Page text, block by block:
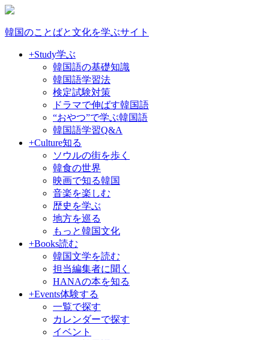
韓国のことばと文化を学ぶサイト
+Study学ぶ
韓国語の基礎知識
韓国語学習法
検定試験対策
ドラマで伸ばす韓国語
“おやつ”で学ぶ韓国語
韓国語学習Q&A
+Culture知る
ソウルの街を歩く
韓食の世界
映画で知る韓国
音楽を楽しむ
歴史を学ぶ
地方を巡る
もっと韓国文化
+Books読む
韓国文学を読む
担当編集者に聞く
HANAの本を知る
+Events体験する
一覧で探す
カレンダーで探す
イベント